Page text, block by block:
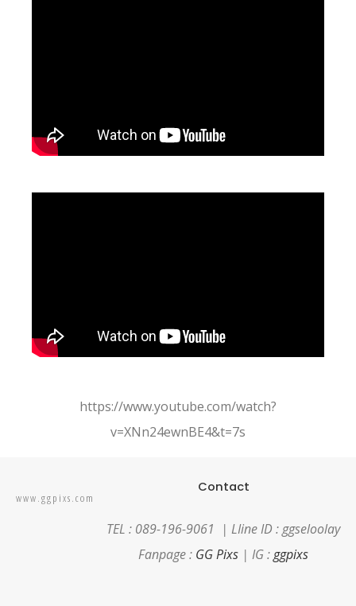
https://www.youtube.com/watch?
v=XNn24ewnBE4&t=7s
www.ggpixs.com
Contact
TEL : 089-196-9061 | LIine ID : ggseloolay
Fanpage : GG Pixs | IG :ggpixs